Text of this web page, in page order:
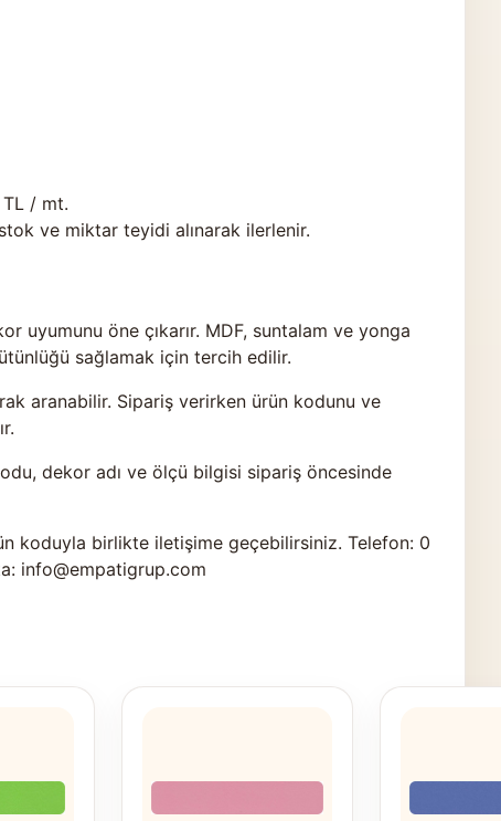
TL / mt.
ve miktar teyidi alınarak ilerlenir.
uyumunu öne çıkarır. MDF, suntalam ve yonga
sağlamak için tercih edilir.
aranabilir. Sipariş verirken ürün kodunu ve
dekor adı ve ölçü bilgisi sipariş öncesinde
koduyla birlikte iletişime geçebilirsiniz. Telefon: 0
info@empatigrup.com